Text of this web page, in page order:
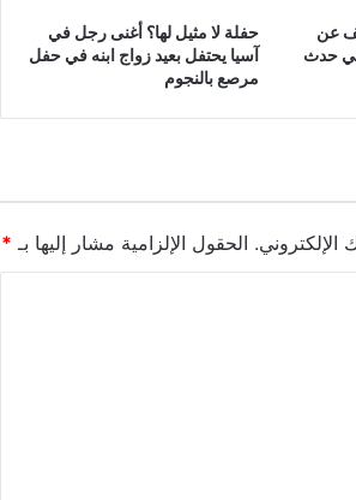
عن
في حدث
حفلة لا مثيل لها؟ أغنى رجل في
آسيا يحتفل بعيد زواج ابنه في حفل
مرصع بالنجوم
الحقول الإلزامية مشار إليها بـ *